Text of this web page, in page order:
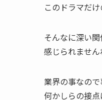
このドラマだけ
そんなに深い
感じられません
業界の事なの
何かしらの接点